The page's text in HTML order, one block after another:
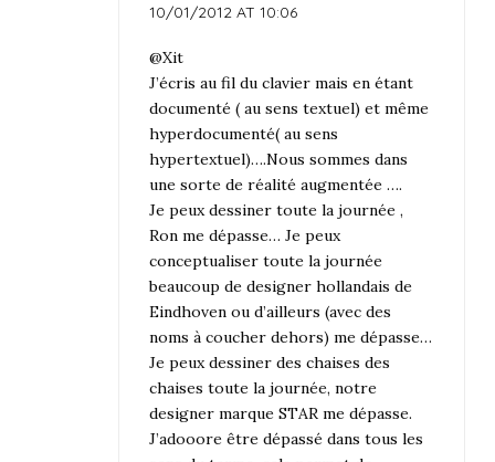
10/01/2012 AT 10:06
@Xit
J’écris au fil du clavier mais en étant
documenté ( au sens textuel) et même
hyperdocumenté( au sens
hypertextuel)….Nous sommes dans
une sorte de réalité augmentée ….
Je peux dessiner toute la journée ,
Ron me dépasse… Je peux
conceptualiser toute la journée
beaucoup de designer hollandais de
Eindhoven ou d’ailleurs (avec des
noms à coucher dehors) me dépasse…
Je peux dessiner des chaises des
chaises toute la journée, notre
designer marque STAR me dépasse.
J’adooore être dépassé dans tous les